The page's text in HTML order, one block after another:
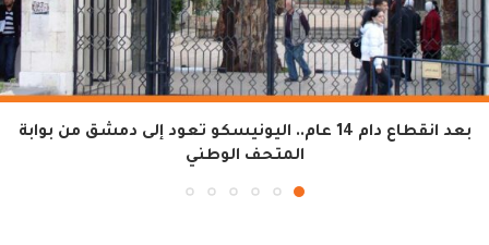
بعد انقطاع دام 14 عام.. اليونيسكو تعود إلى دمشق من بوابة
المتحف الوطني